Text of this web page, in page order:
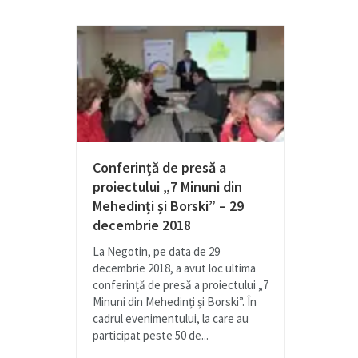
Conferință de presă a
proiectului „7 Minuni din
Mehedinți și Borski” – 29
decembrie 2018
La Negotin, pe data de 29
decembrie 2018, a avut loc ultima
conferință de presă a proiectului „7
Minuni din Mehedinți și Borski”. În
cadrul evenimentului, la care au
participat peste 50 de...